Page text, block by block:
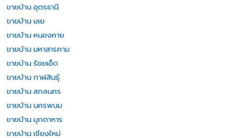
ขายบ้าน อุดรธานี
ขายบ้าน เลย
ขายบ้าน หนองคาย
ขายบ้าน มหาสารคาม
ขายบ้าน ร้อยเอ็ด
ขายบ้าน กาฬสินธุ์
ขายบ้าน สกลนคร
ขายบ้าน นครพนม
ขายบ้าน มุกดาหาร
ขายบ้าน เชียงใหม่